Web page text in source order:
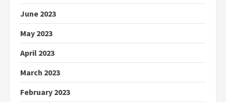
June 2023
May 2023
April 2023
March 2023
February 2023